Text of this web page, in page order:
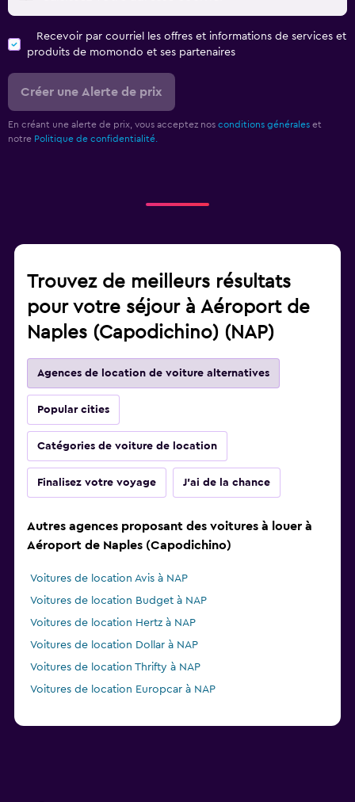
Recevoir par courriel les offres et informations de services et
produits de momondo et ses partenaires
Créer une Alerte de prix
En créant une alerte de prix, vous acceptez nos conditions générales et
notre Politique de confidentialité.
Trouvez de meilleurs résultats
pour votre séjour à Aéroport de
Naples (Capodichino) (NAP)
Agences de location de voiture alternatives
Popular cities
Catégories de voiture de location
Finalisez votre voyage J'ai de la chance
Autres agences proposant des voitures à louer à
Aéroport de Naples (Capodichino)
Voitures de location Avis à NAP
Voitures de location Budget à NAP
Voitures de location Hertz à NAP
Voitures de location Dollar à NAP
Voitures de location Thrifty à NAP
Voitures de location Europcar à NAP